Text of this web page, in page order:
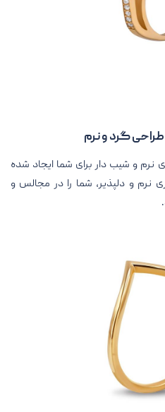
و شیب دار برای شما ایجاد شده
نرم و دلپذیر، شما را در مجالس و